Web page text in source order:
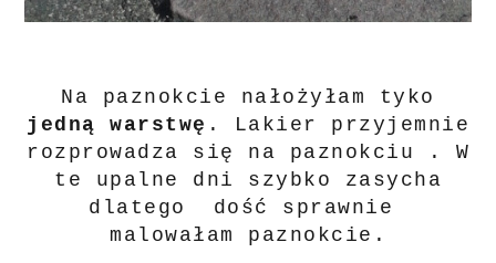
Na paznokcie nałożyłam tyko
jedną warstwę . Lakier przyjemnie
rozprowadza się na paznokciu . W
te upalne dni szybko zasycha
dlatego dość sprawnie
malowałam paznokcie.